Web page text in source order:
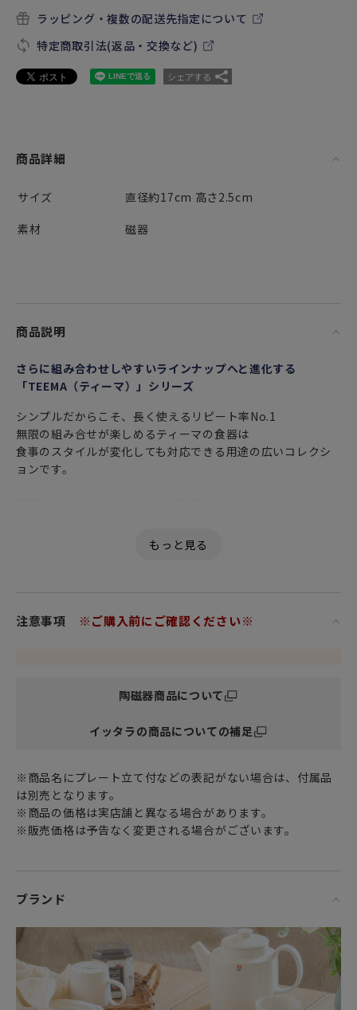
ラッピング・複数の配送先指定について
特定商取引法(返品・交換など)
シェアする
商品詳細
サイズ
直径約17cm 高さ2.5cm
素材
磁器
商品説明
さらに組み合わせしやすいラインナップへと進化する
「TEEMA（ティーマ）」シリーズ
シンプルだからこそ、長く使えるリピート率No.1
無限の組み合せが楽しめるティーマの食器は
食事のスタイルが変化しても対応できる用途の広いコレクシ
ョンです。
お好きなテーブルコーディネートを見つけてください。
プレゼントとしてだけでなく
た“イッタラ（iittala）”は、北欧食器や北欧インテリア雑貨
注意事項 ※ご購入前にご確認ください※
陶磁器商品について
イッタラの商品についての補足
※商品名にプレート立て付などの表記がない場合は、付属品
は別売となります。
※商品の価格は実店舗と異なる場合があります。
※販売価格は予告なく変更される場合がございます。
ブランド